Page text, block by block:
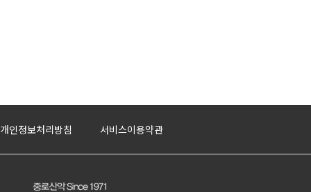
개인정보처리방침 서비스이용약관